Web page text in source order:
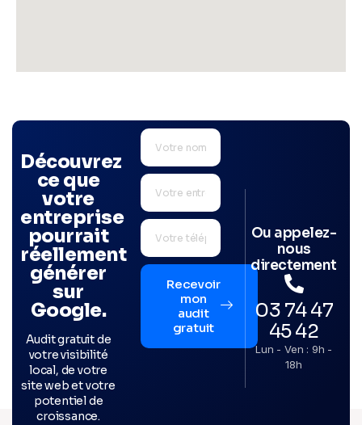
Découvrez
ce que
votre
entreprise
pourrait
réellement
générer
sur
Google.
Audit gratuit de
votre visibilité
local, de votre
site web et votre
potentiel de
croissance.
Recevoir
mon
audit
gratuit
Ou appelez-
nous
directement
03 74 47
45 42
Lun - Ven : 9h -
18h